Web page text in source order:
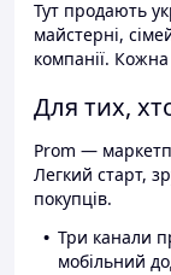
Тут продають
майстерні,
компанії.
Для тих,
Prom —
Легкий старт,
покупців.
Три канали
мобільний